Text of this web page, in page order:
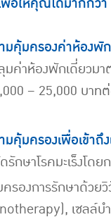
คุ้มครองค่าห้องพั
ค่าห้องพักเดี่ยวมา
– 25,000 บาท
คุ้มครองเพื่อเข้าถึ
รักษาโรคมะเร็งโด
รองการรักษาด้วย
เซลล์บ